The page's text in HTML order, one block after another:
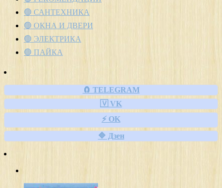
🟢 САНТЕХНИКА
🟢 ОКНА И ДВЕРИ
🟢 ЭЛЕКТРИКА
🟢 ПАЙКА
🧲 TELEGRAM
🇻 VK
⚡ OK
🔷 Дзен